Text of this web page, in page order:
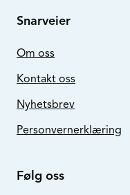
Snarveier
Om oss
Kontakt oss
Nyhetsbrev
Personvernerklæring
Følg oss